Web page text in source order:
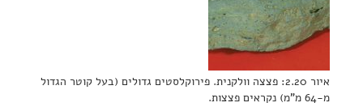
איור 2.20: פצצה וולקנית. פירוקלסטים גדולים (בעל קוטר הגדול
מ-64 מ"מ) נקראים פצצות.